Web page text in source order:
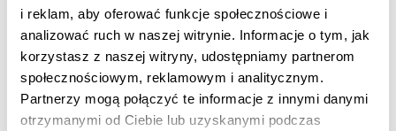
i reklam, aby oferować funkcje społecznościowe i
analizować ruch w naszej witrynie. Informacje o tym, jak
korzystasz z naszej witryny, udostępniamy partnerom
społecznościowym, reklamowym i analitycznym.
Partnerzy mogą połączyć te informacje z innymi danymi
otrzymanymi od Ciebie lub uzyskanymi podczas